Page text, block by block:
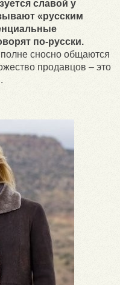
славой у
«русским
по-русски.
сносно общаются
продавцов – это